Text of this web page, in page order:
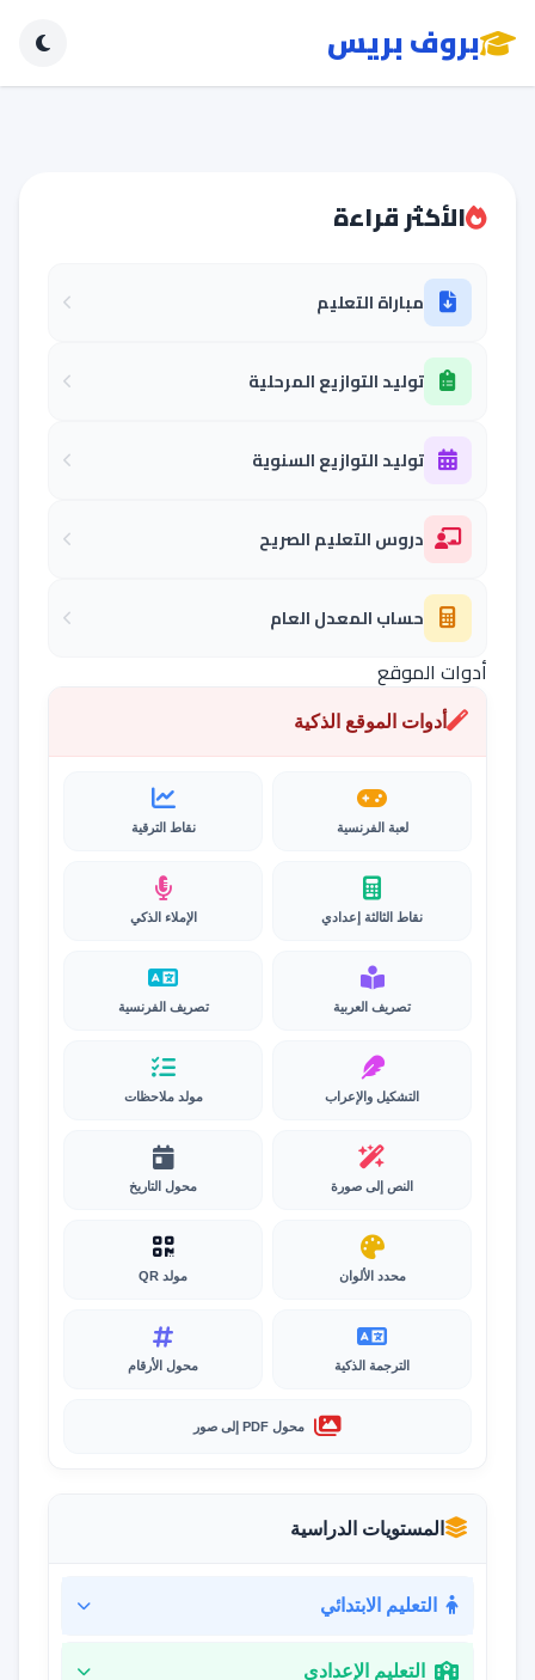
بروف بريس
الأكثر قراءة
مباراة التعليم
توليد التوازيع المرحلية
توليد التوازيع السنوية
دروس التعليم الصريح
حساب المعدل العام
أدوات الموقع
أدوات الموقع الذكية
لعبة الفرنسية نقاط الترقية
نقاط الثالثة إعدادي الإملاء الذكي
تصريف العربية تصريف الفرنسية
التشكيل والإعراب مولد ملاحظات
النص إلى صورة محول التاريخ
محدد الألوان مولد QR
الترجمة الذكية محول الأرقام
محول PDF إلى صور
المستويات الدراسية
التعليم الابتدائي
التعليم الإعدادي